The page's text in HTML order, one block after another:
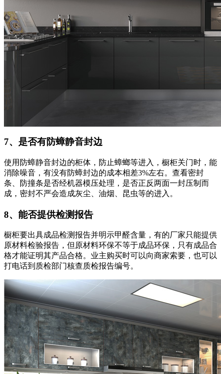
7、是否有防蟑静音封边
使用防蟑静音封边的柜体，防止蟑螂等进入，橱柜关门时，能
消除噪音，有没有防蟑封边的成本相差3%左右。查看密封
条、防撞条是否经机器模压处理，是否正反两面一封压制而
成，密封不严会造成灰尘、油烟、昆虫等的进入。
8、能否提供检测报告
橱柜要出具成品检测报告并明示甲醛含量，有的厂家只能提供
原材料检验报告，但原材料环保不等于成品环保，只有成品合
格才能证明其产品合格。业主购买时可以向商家索要，也可以
打电话到质检部门核查质检报告编号。